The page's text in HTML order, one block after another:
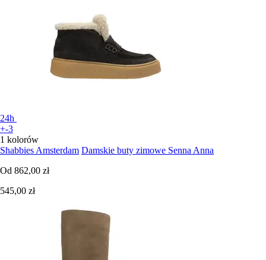
24h
+-3
1 kolorów
Shabbies Amsterdam Damskie buty zimowe Senna Anna
Od 862,00 zł
545,00 zł